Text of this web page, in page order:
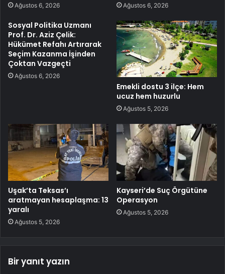
Ağustos 6, 2026 Ağustos 6, 2026
Sosyal Politika Uzmanı
Prof. Dr. Aziz Çelik:
Hükümet Refahı Artırarak
Seçim Kazanma İşinden
Çoktan Vazgeçti
Ağustos 6, 2026
Emekli dostu 3 ilçe: Hem
ucuz hem huzurlu
Ağustos 5, 2026
Uşak’ta Teksas’ı
aratmayan hesaplaşma: 13
yaralı
Ağustos 5, 2026
Kayseri’de Suç Örgütüne
Operasyon
Ağustos 5, 2026
Bir yanıt yazın